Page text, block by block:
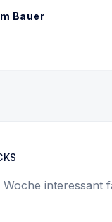
Bauer
interessant